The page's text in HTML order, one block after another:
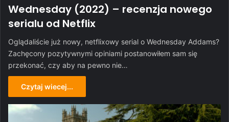
Wednesday (2022) – recenzja nowego
serialu od Netflix
Oglądaliście już nowy, netflixowy serial o Wednesday Addams?
Zachęcony pozytywnymi opiniami postanowiłem sam się
przekonać, czy aby na pewno nie…
Czytaj wiecej...